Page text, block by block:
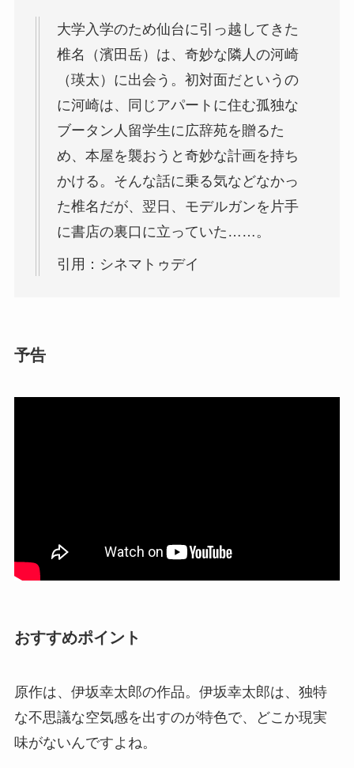
大学入学のため仙台に引っ越してきた
椎名（濱田岳）は、奇妙な隣人の河崎
（瑛太）に出会う。初対面だというの
に河崎は、同じアパートに住む孤独な
ブータン人留学生に広辞苑を贈るた
め、本屋を襲おうと奇妙な計画を持ち
かける。そんな話に乗る気などなかっ
た椎名だが、翌日、モデルガンを片手
に書店の裏口に立っていた……。
引用：シネマトゥデイ
予告
おすすめポイント
原作は、伊坂幸太郎の作品。伊坂幸太郎は、独特
な不思議な空気感を出すのが特色で、どこか現実
味がないんですよね。